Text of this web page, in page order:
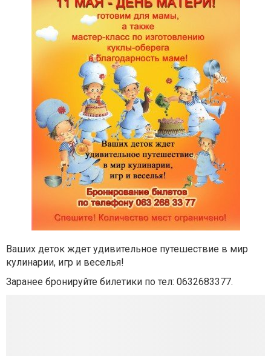
Ваших деток ждет удивительное путешествие в мир
кулинарии, игр и веселья!
Заранее бронируйте билетики по тел: 0632683377.